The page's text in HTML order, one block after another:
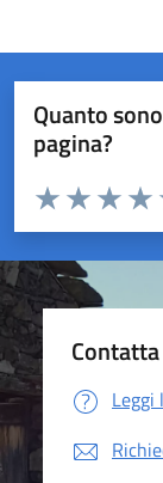
Quanto
pagina?
Valuta da 1 a 5
Valuta
Valuta 2
Valuta 1 stelle
Leggi